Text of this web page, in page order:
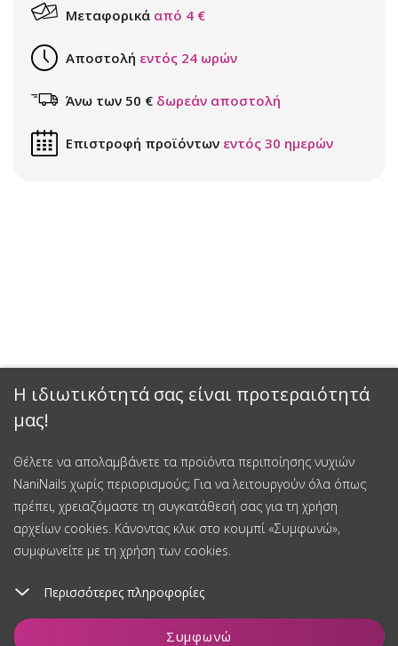
Η ιδιωτικότητά σας είναι προτεραιότητά
μας!
Θέλετε να απολαμβάνετε τα προϊόντα περιποίησης νυχιών
NaniNails χωρίς περιορισμούς; Για να λειτουργούν όλα όπως
πρέπει, χρειαζόμαστε τη συγκατάθεσή σας για τη χρήση
αρχείων cookies. Κάνοντας κλικ στο κουμπί «Συμφωνώ»,
συμφωνείτε με τη χρήση των cookies.
Περισσότερες πληροφορίες
Συμφωνώ
Προσθήκη στο καλάθι
Μεταφορικά από 4 €
Αποστολή εντός 24 ωρών
Άνω των 50 € δωρεάν αποστολή
Επιστροφή προϊόντων εντός 30 ημερών